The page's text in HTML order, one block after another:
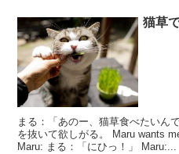
猫草
まる：「あのー、猫草食べたいんですけ
を抜いて欲しがる。 Maru wants me to pull it. まる
Maru: まる：「にひっ！」 Maru:...